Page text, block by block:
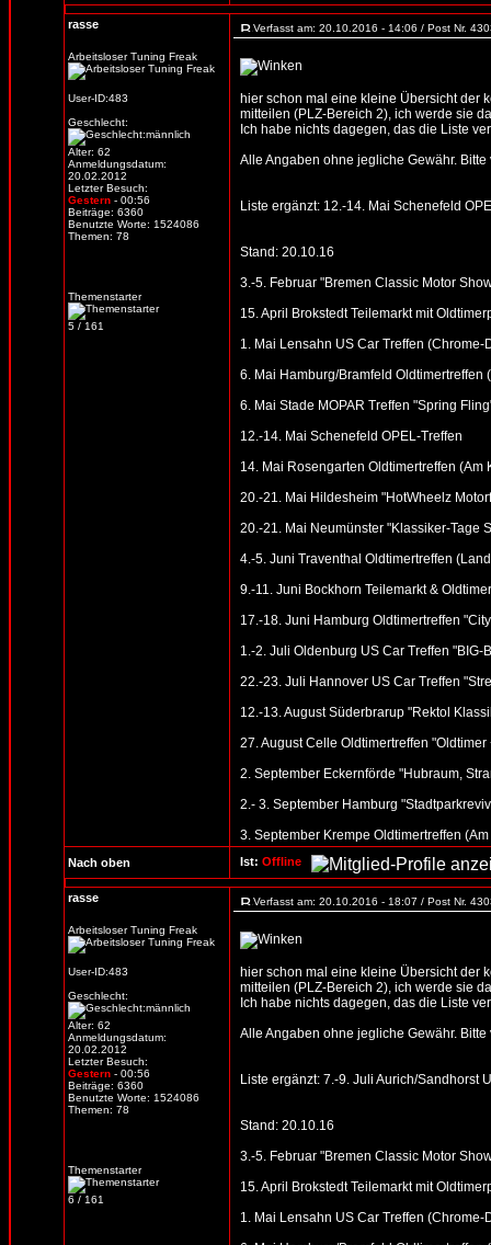
rasse
Arbeitsloser Tuning Freak
User-ID:483
Geschlecht:
Alter: 62
Anmeldungsdatum:
20.02.2012
Letzter Besuch:
Gestern - 00:56
Beiträge: 6360
Benutzte Worte: 1524086
Themen: 78
Themenstarter
5 / 161
Verfasst am: 20.10.2016 - 14:06 / Post Nr.
hier schon mal eine kleine Übersicht der
mitteilen (PLZ-Bereich 2), ich werde sie
Ich habe nichts dagegen, das die Liste
Alle Angaben ohne jegliche Gewähr.
Liste ergänzt: 12.-14. Mai Schenefeld
Stand: 20.10.16
3.-5. Februar "Bremen Classic Motor
15. April Brokstedt Teilemarkt mit
1. Mai Lensahn US Car Treffen (Chrome-
6. Mai Hamburg/Bramfeld Oldtimertreffen
6. Mai Stade MOPAR Treffen "Spring
12.-14. Mai Schenefeld OPEL-Treffen
14. Mai Rosengarten Oldtimertreffen (Am
20.-21. Mai Hildesheim "HotWheelz
20.-21. Mai Neumünster "Klassiker-Tage
4.-5. Juni Traventhal Oldtimertreffen
9.-11. Juni Bockhorn Teilemarkt &
17.-18. Juni Hamburg Oldtimertreffen
1.-2. Juli Oldenburg US Car Treffen
22.-23. Juli Hannover US Car Treffen
12.-13. August Süderbrarup "Rektol
27. August Celle Oldtimertreffen "Oldtimer
2. September Eckernförde "Hubraum,
2.- 3. September Hamburg
3. September Krempe Oldtimertreffen
Nach oben Ist: Offline
rasse
Arbeitsloser Tuning Freak
User-ID:483
Geschlecht:
Alter: 62
Anmeldungsdatum:
20.02.2012
Letzter Besuch:
Gestern - 00:56
Beiträge: 6360
Benutzte Worte: 1524086
Themen: 78
Themenstarter
6 / 161
Verfasst am: 20.10.2016 - 18:07 / Post Nr.
hier schon mal eine kleine Übersicht der
mitteilen (PLZ-Bereich 2), ich werde sie
Ich habe nichts dagegen, das die Liste
Alle Angaben ohne jegliche Gewähr.
Liste ergänzt: 7.-9. Juli Aurich/Sandhorst
Stand: 20.10.16
3.-5. Februar "Bremen Classic Motor
15. April Brokstedt Teilemarkt mit
1. Mai Lensahn US Car Treffen (Chrome-